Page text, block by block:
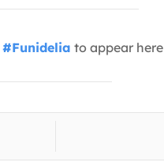
#Funidelia to appear here